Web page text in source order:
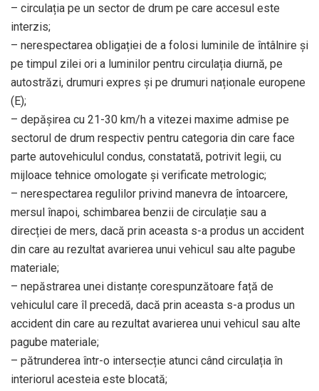
– circulația pe un sector de drum pe care accesul este
interzis;
– nerespectarea obligației de a folosi luminile de întâlnire și
pe timpul zilei ori a luminilor pentru circulația diurnă, pe
autostrăzi, drumuri expres și pe drumuri naționale europene
(E);
– depășirea cu 21-30 km/h a vitezei maxime admise pe
sectorul de drum respectiv pentru categoria din care face
parte autovehiculul condus, constatată, potrivit legii, cu
mijloace tehnice omologate și verificate metrologic;
– nerespectarea regulilor privind manevra de întoarcere,
mersul înapoi, schimbarea benzii de circulație sau a
direcției de mers, dacă prin aceasta s-a produs un accident
din care au rezultat avarierea unui vehicul sau alte pagube
materiale;
– nepăstrarea unei distanțe corespunzătoare față de
vehiculul care îl precedă, dacă prin aceasta s-a produs un
accident din care au rezultat avarierea unui vehicul sau alte
pagube materiale;
– pătrunderea într-o intersecție atunci când circulația în
interiorul acesteia este blocată;